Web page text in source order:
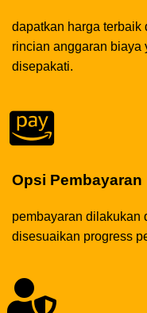
dapatkan harga terbaik
rincian anggaran biaya
disepakati.
Opsi Pembayaran
pembayaran dilakukan
disesuaikan progress